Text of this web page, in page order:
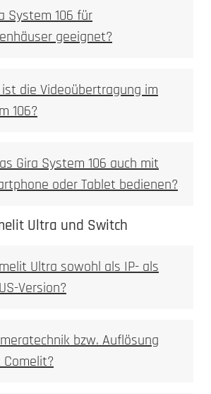
Einsatz in kleineren Haushalten
Bewegungsmelder mit
Erkennungsoptionen
befestigen.
wieder montieren und
erfolgt durch das Festdrehen der
System 106 für
geeignet?
die Videoübertragung im
106?
Gira System 106 auch mit
oder Tablet bedienen?
Ultra und Switch
Ultra sowohl als IP- als
Version?
bzw. Auflösung